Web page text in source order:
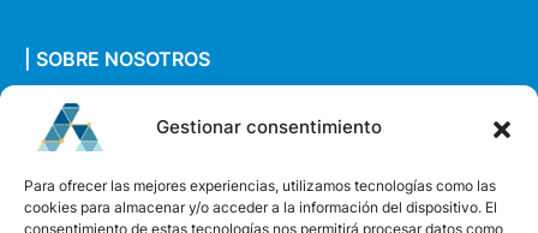
Gestionar consentimiento
Para ofrecer las mejores experiencias, utilizamos tecnologías como las
cookies para almacenar y/o acceder a la información del dispositivo. El
consentimiento de estas tecnologías nos permitirá procesar datos como
| SOBRE NOSOTROS
Quiénes somos
Envíanos un mensaje